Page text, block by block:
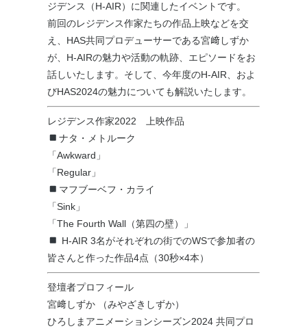
ジデンス（H-AIR）に関連したイベントです。
前回のレジデンス作家たちの作品上映などを交
え、HAS共同プロデューサーである宮﨑しずか
が、H-AIRの魅力や活動の軌跡、エピソードをお
話しいたします。そして、今年度のH-AIR、およ
びHAS2024の魅力についても解説いたします。
レジデンス作家2022 上映作品
ナタ・メトルーク
「Awkward」
「Regular」
マフブーベフ・カライ
「Sink」
「The Fourth Wall（第四の壁）」
H-AIR 3名がそれぞれの街でのWSで参加者の
皆さんと作った作品4点（30秒×4本）
登壇者プロフィール
宮﨑しずか （みやざきしずか）
ひろしまアニメーションシーズン2024 共同プロ